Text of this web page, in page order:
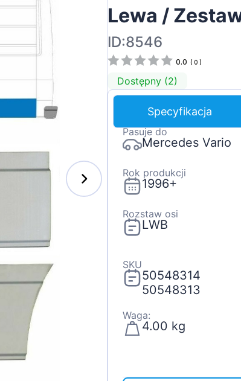
Lewa /
ID:8546
0.0 ( 0 )
Dostępny (2)
Specyfikacja
Pasuje do
Mercedes Vario
Rok produkcji
1996+
Rozstaw osi
LWB
SKU
50548314
50548313
Waga:
4.00 kg